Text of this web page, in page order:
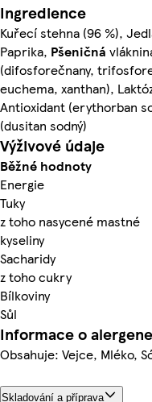
Ingredience
Kuřecí stehna (96 %),
Paprika, Pšeničná
(difosforečnany,
euchema, xanthan),
Antioxidant (erythorban
(dusitan sodný)
Výživové údaje
Běžné hodnoty
Energie
Tuky
z toho nasycené mastné
kyseliny
Sacharidy
z toho cukry
Bílkoviny
Sůl
Informace o
Obsahuje: Vejce, Mléko,
Skladování a příprava